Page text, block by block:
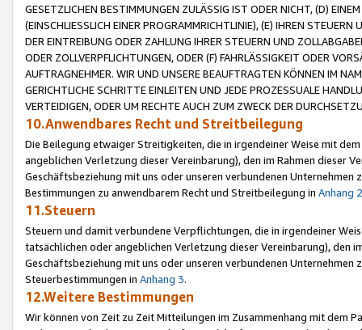
GESETZLICHEN BESTIMMUNGEN ZULÄSSIG IST ODER NICHT, (D)
(EINSCHLIESSLICH EINER PROGRAMMRICHTLINIE), (E) IHREN
DER EINTREIBUNG ODER ZAHLUNG IHRER STEUERN UND
ODER ZOLLVERPFLICHTUNGEN, ODER (F) FAHRLÄSSIGKEIT ODER
AUFTRAGNEHMER. WIR UND UNSERE BEAUFTRAGTEN KÖNNEN IM
GERICHTLICHE SCHRITTE EINLEITEN UND JEDE PROZESSUALE
VERTEIDIGEN, ODER UM RECHTE AUCH ZUM ZWECK DER
10.Anwendbares Recht und Streitbeilegung
Die Beilegung etwaiger Streitigkeiten, die in irgendeiner Weise mit
angeblichen Verletzung dieser Vereinbarung), den im Rahmen dieser
Geschäftsbeziehung mit uns oder unseren verbundenen
Bestimmungen zu anwendbarem Recht und Streitbeilegung in Anhang 2
11.Steuern
Steuern und damit verbundene Verpflichtungen, die in irgendeiner
tatsächlichen oder angeblichen Verletzung dieser Vereinbarung), den
Geschäftsbeziehung mit uns oder unseren verbundenen
Steuerbestimmungen in Anhang 3.
12.Weitere Bestimmungen
Wir können von Zeit zu Zeit Mitteilungen im Zusammenhang mit dem